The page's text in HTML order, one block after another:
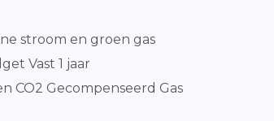
stroom en groen gas
Vast 1 jaar
CO2 Gecompenseerd Gas